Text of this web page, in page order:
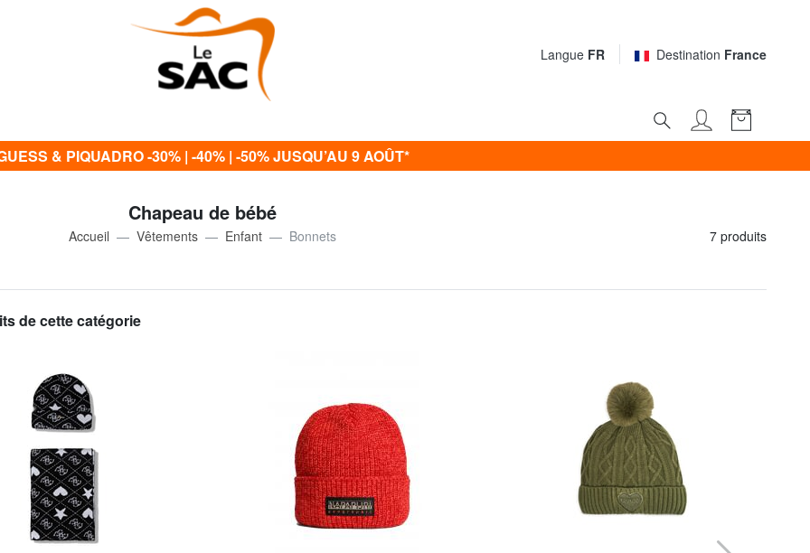
Langue FR Destination France
& PIQUADRO -30% | -40% | -50% JUSQU’AU 9 AOÛT*
Chapeau de bébé
Accueil Vêtements Enfant Bonnets 7 produits
de cette catégorie